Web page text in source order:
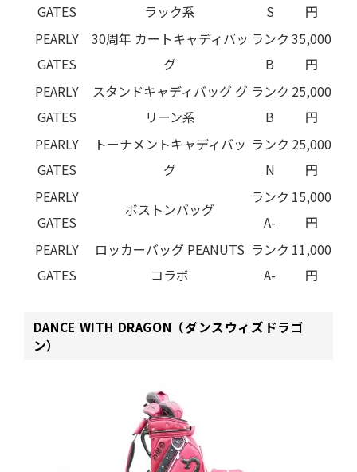
GATES
ラック系
S
円
PEARLY
GATES
30周年 カートキャディバッ
グ
ランク
B
35,000
円
PEARLY
GATES
スタンドキャディバッグ グ
リーン系
ランク
B
25,000
円
PEARLY
GATES
トーナメントキャディバッ
グ
ランク
N
25,000
円
PEARLY
GATES
ボストンバッグ
ランク
A-
15,000
円
PEARLY
GATES
ロッカーバッグ PEANUTS
コラボ
ランク
A-
11,000
円
DANCE WITH DRAGON（ダンスウィズドラゴ
ン）